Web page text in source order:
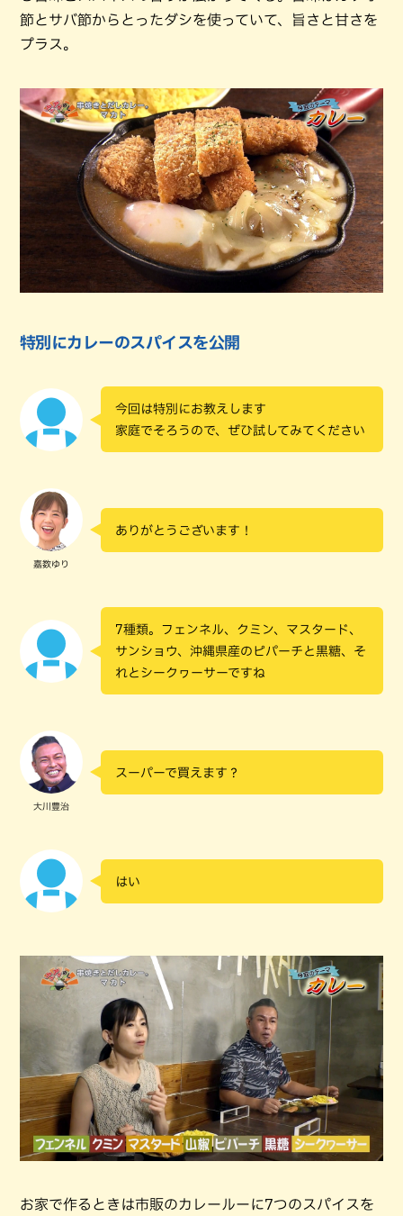
節とサバ節からとったダシを使っていて、旨さと甘さを
プラス。
特別にカレーのスパイスを公開
今回は特別にお教えします
家庭でそろうので、ぜひ試してみてください
嘉数ゆり
ありがとうございます！
7種類。フェンネル、クミン、マスタード、
サンショウ、沖縄県産のピパーチと黒糖、そ
れとシークヮーサーですね
大川豊治
スーパーで買えます？
はい
お家で作るときは市販のカレールーに7つのスパイスを